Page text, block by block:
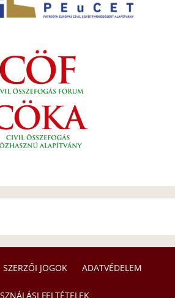
SZERZŐI JOGOK ADATVÉDELEM
FELTÉTELEK